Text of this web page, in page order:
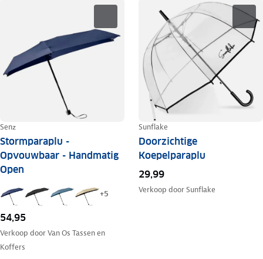
Senz
Stormparaplu -
Opvouwbaar - Handmatig
Open
+5
54,95
Verkoop doorVan Os Tassen en
Koffers
Sunflake
Doorzichtige
Koepelparaplu
29,99
Verkoop doorSunflake